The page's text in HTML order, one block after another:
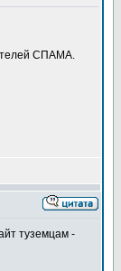
СПАМА.
туземцам -